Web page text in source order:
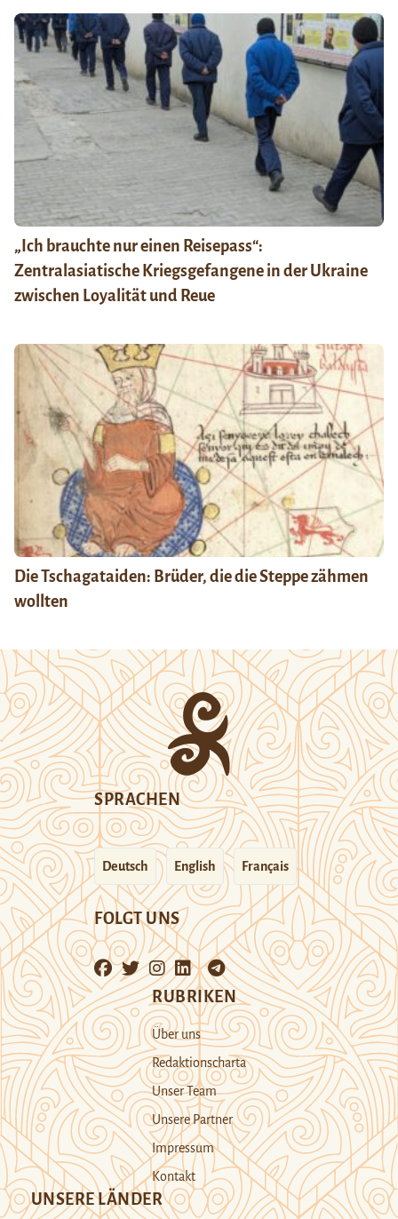
„Ich brauchte nur einen Reisepass“:
Zentralasiatische Kriegsgefangene in der Ukraine
zwischen Loyalität und Reue
Die Tschagataiden: Brüder, die die Steppe zähmen
wollten
SPRACHEN
Deutsch English Français
FOLGT UNS
RUBRIKEN
Über uns
Redaktionscharta
Unser Team
Unsere Partner
Impressum
Kontakt
UNSERE LÄNDER